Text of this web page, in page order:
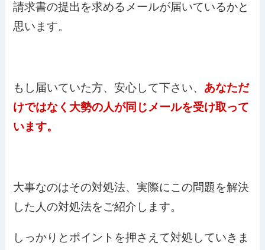
請求書の提出を求めるメールが届いているかと
思います。
もし届いていた方、安心して下さい、 あなただ
けではなく大勢の人が同じメールを受け取って
います。
大事なのはその対処法、実際にこの問題を解決
した人の対処法をご紹介します。
しっかりとポイントを押さえて対処していきま